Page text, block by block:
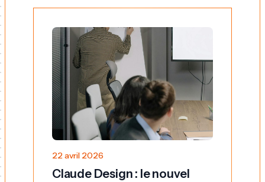
22 avril 2026
Claude Design : le nouvel